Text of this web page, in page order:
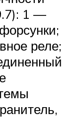
1 —
реле;